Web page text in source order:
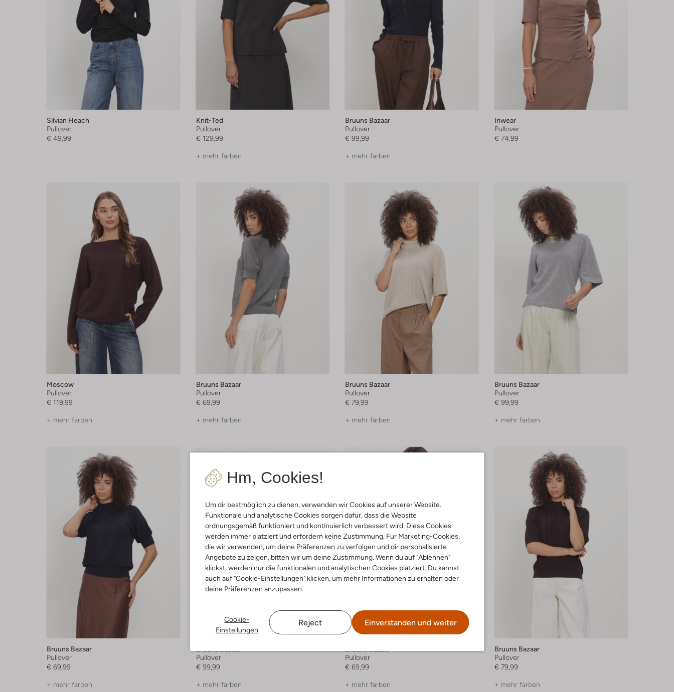
Hm, Cookies!
Um dir bestmöglich zu dienen, verwenden wir Cookies auf unserer Website.
Funktionale und analytische Cookies sorgen dafür, dass die Website
ordnungsgemäß funktioniert und kontinuierlich verbessert wird. Diese Cookies
werden immer platziert und erfordern keine Zustimmung. Für Marketing-Cookies,
die wir verwenden, um deine Präferenzen zu verfolgen und dir personalisierte
Angebote zu zeigen, bitten wir um deine Zustimmung. Wenn du auf "Ablehnen"
klickst, werden nur die funktionalen und analytischen Cookies platziert. Du kannst
auch auf "Cookie-Einstellungen" klicken, um mehr Informationen zu erhalten oder
deine Präferenzen anzupassen.
Cookie-
Einstellungen
Reject Einverstanden und weiter
Silvian Heach
Pullover
€ 49,99
Knit-Ted
Pullover
€ 129,99
+ mehr farben
Bruuns Bazaar
Pullover
€ 99,99
+ mehr farben
Inwear
Pullover
€ 74,99
Moscow
Pullover
€ 119,99
+ mehr farben
Bruuns Bazaar
Pullover
€ 69,99
+ mehr farben
Bruuns Bazaar
Pullover
€ 79,99
+ mehr farben
Bruuns Bazaar
Pullover
€ 99,99
+ mehr farben
Bruuns Bazaar
Pullover
€ 69,99
+ mehr farben
Pullover
€ 99,99
+ mehr farben
Pullover
€ 69,99
+ mehr farben
Bruuns Bazaar
Pullover
€ 79,99
+ mehr farben